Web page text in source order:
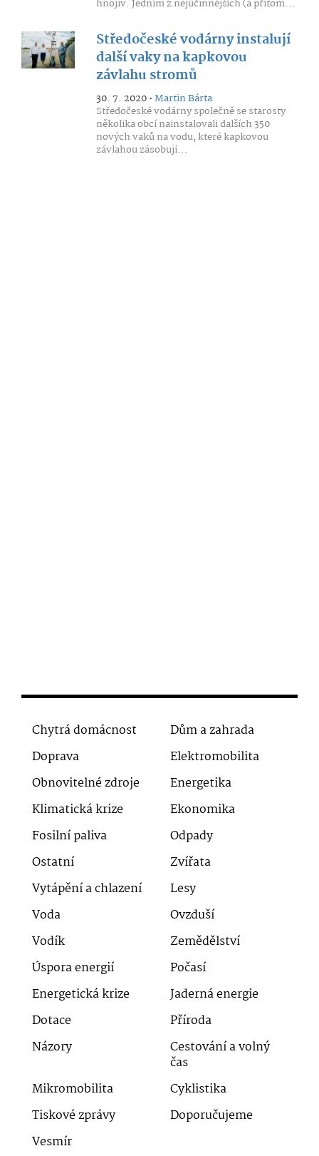
hnojiv. Jedním z nejúčinnějších (a přitom...
Středočeské vodárny instalují
další vaky na kapkovou
závlahu stromů
30. 7. 2020 •Martin Bárta
Středočeské vodárny společně se starosty
několika obcí nainstalovali dalších 350
nových vaků na vodu, které kapkovou
závlahou zásobují...
Chytrá domácnost
Dům a zahrada
Doprava
Elektromobilita
Obnovitelné zdroje
Energetika
Klimatická krize
Ekonomika
Fosilní paliva
Odpady
Ostatní
Zvířata
Vytápění a chlazení
Lesy
Voda
Ovzduší
Vodík
Zemědělství
Úspora energií
Počasí
Energetická krize
Jaderná energie
Dotace
Příroda
Názory
Cestování a volný
čas
Mikromobilita
Cyklistika
Tiskové zprávy
Doporučujeme
Vesmír